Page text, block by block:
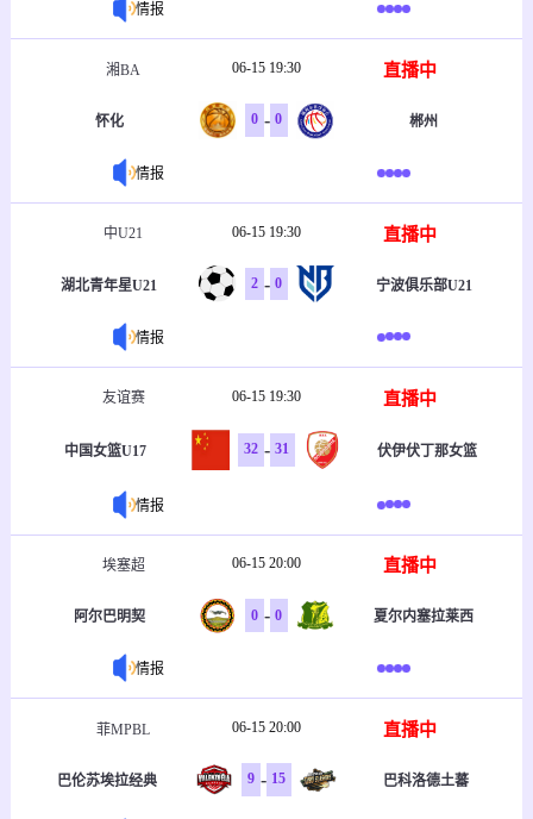
情报
湘BA 06-15 19:30 直播中
怀化 0 - 0 郴州
情报
中U21 06-15 19:30 直播中
湖北青年星U21 2 - 0 宁波俱乐部U21
情报
友谊赛 06-15 19:30 直播中
中国女篮U17 32 - 31 伏伊伏丁那女篮
情报
埃塞超 06-15 20:00 直播中
阿尔巴明契 0 - 0 夏尔内塞拉莱西
情报
菲MPBL 06-15 20:00 直播中
巴伦苏埃拉经典 9 - 15 巴科洛德土蕃